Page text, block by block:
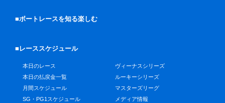
■ボートレースを知る楽しむ
■レーススケジュール
本日のレース
本日の払戻金一覧
月間スケジュール
SG・PG1スケジュール
ヴィーナスシリーズ
ルーキーシリーズ
マスターズリーグ
メディア情報